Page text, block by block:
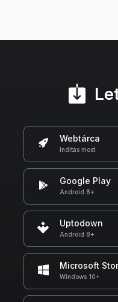
Webtárca
Indítás most
Google Play
Android 8+
Uptodown
Android 8+
Microsoft
Windows 10+